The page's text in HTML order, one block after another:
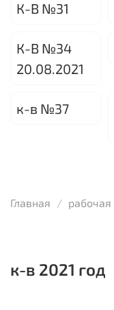
К-В №31
К-В №34
20.08.2021
к-в №37
Главная рабочая
к-в 2021 год